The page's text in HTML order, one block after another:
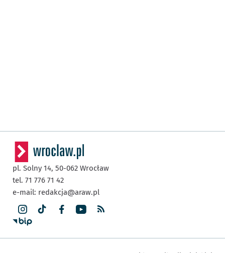
pl. Solny 14, 50-062 Wrocław
tel. 71 776 71 42
e-mail: redakcja@araw.pl